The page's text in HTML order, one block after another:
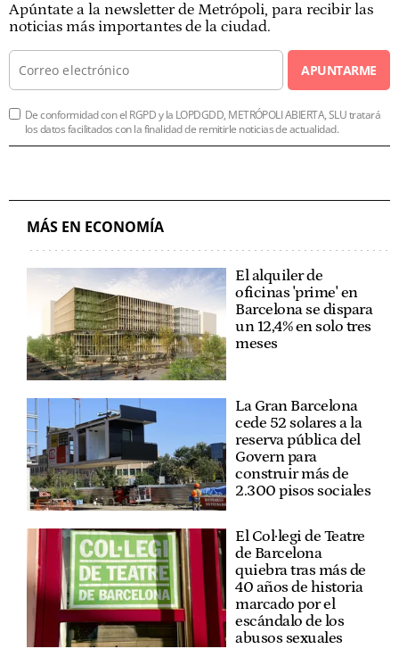
Apúntate a la newsletter de Metrópoli, para recibir las
noticias más importantes de la ciudad.
APUNTARME
De conformidad con el RGPD y la LOPDGDD, METRÓPOLI ABIERTA, SLU tratará
los datos facilitados con la finalidad de remitirle noticias de actualidad.
MÁS EN ECONOMÍA
El alquiler de
oficinas 'prime' en
Barcelona se dispara
un 12,4% en solo tres
meses
La Gran Barcelona
cede 52 solares a la
reserva pública del
Govern para
construir más de
2.300 pisos sociales
El Col·legi de Teatre
de Barcelona
quiebra tras más de
40 años de historia
marcado por el
escándalo de los
abusos sexuales